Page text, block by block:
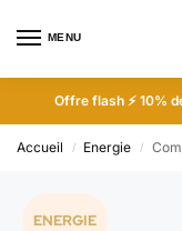
MENU
Offre flash ⚡ 10%
Accueil / Energie /
ENERGIE